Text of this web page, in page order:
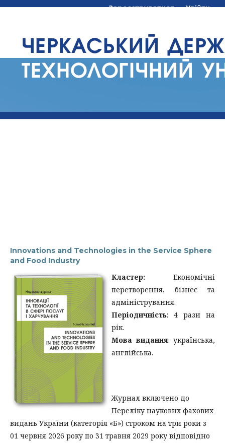
Зареєструватися Увійти
Innovations and Technologies in the Service Sphere
and Food Industry
Кластер: Економічні
перетворення, бізнес та
адміністрування.
Періодичність: 4 рази на
рік.
Мова видання: українська,
англійська.
Журнал включено до
Переліку наукових фахових
видань України (категорія «Б») строком на три роки з
01 червня 2026 року по 31 травня 2029 року відповідно